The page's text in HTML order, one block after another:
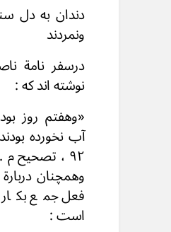
دندان به دل
ونمردند
درسفر نامة
نوشته اند که :
«وهفتم روز
آب نخورده
۹۲ ، تصحیح
وهمچنان
فعل جمع
است :